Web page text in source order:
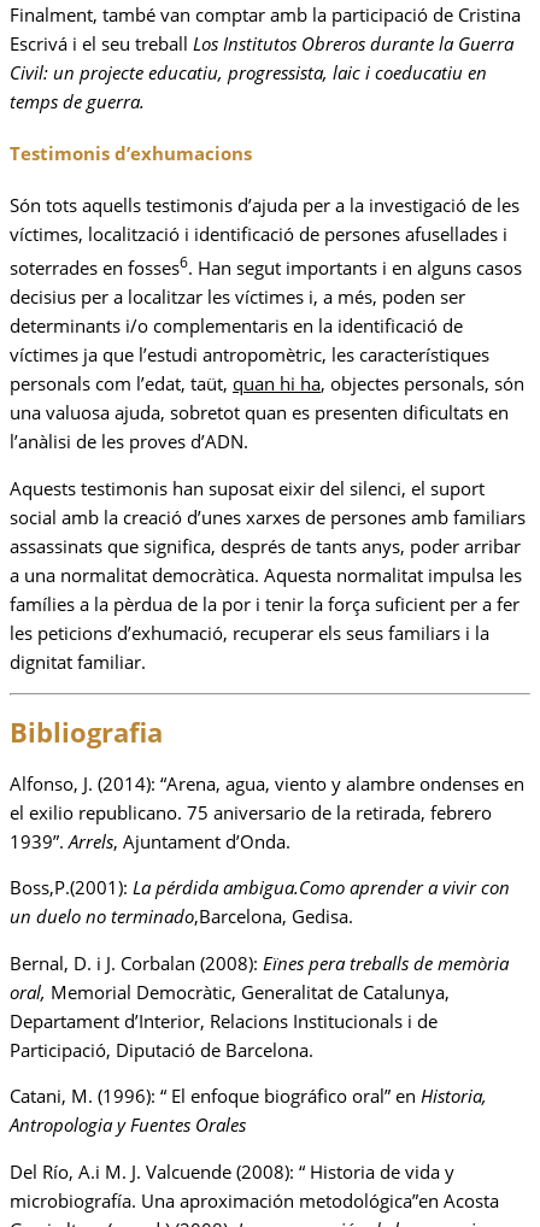
Finalment, també van comptar amb la participació de Cristina
Escrivá i el seu treball Los Institutos Obreros durante la Guerra
Civil: un projecte educatiu, progressista, laic i coeducatiu en
temps de guerra.
Testimonis d’exhumacions
Són tots aquells testimonis d’ajuda per a la investigació de les
víctimes, localització i identificació de persones afusellades i
soterrades en fosses6. Han segut importants i en alguns casos
decisius per a localitzar les víctimes i, a més, poden ser
determinants i/o complementaris en la identificació de
víctimes ja que l’estudi antropomètric, les característiques
personals com l’edat, taüt, quan hi ha, objectes personals, són
una valuosa ajuda, sobretot quan es presenten dificultats en
l’anàlisi de les proves d’ADN.
Aquests testimonis han suposat eixir del silenci, el suport
social amb la creació d’unes xarxes de persones amb familiars
assassinats que significa, després de tants anys, poder arribar
a una normalitat democràtica. Aquesta normalitat impulsa les
famílies a la pèrdua de la por i tenir la força suficient per a fer
les peticions d’exhumació, recuperar els seus familiars i la
dignitat familiar.
Bibliografia
Alfonso, J. (2014): “Arena, agua, viento y alambre ondenses en
el exilio republicano. 75 aniversario de la retirada, febrero
1939”.Arrels, Ajuntament d’Onda.
Boss,P.(2001): La pérdida ambigua.Como aprender a vivir con
un duelo no terminado,Barcelona, Gedisa.
Bernal, D. i J. Corbalan (2008): Eïnes pera treballs de memòria
oral, Memorial Democràtic, Generalitat de Catalunya,
Departament d’Interior, Relacions Institucionals i de
Participació, Diputació de Barcelona.
Catani, M. (1996): “ El enfoque biográfico oral” en Historia,
Antropologia y Fuentes Orales
Del Río, A.i M. J. Valcuende (2008): “ Historia de vida y
microbiografía. Una aproximación metodológica”en Acosta